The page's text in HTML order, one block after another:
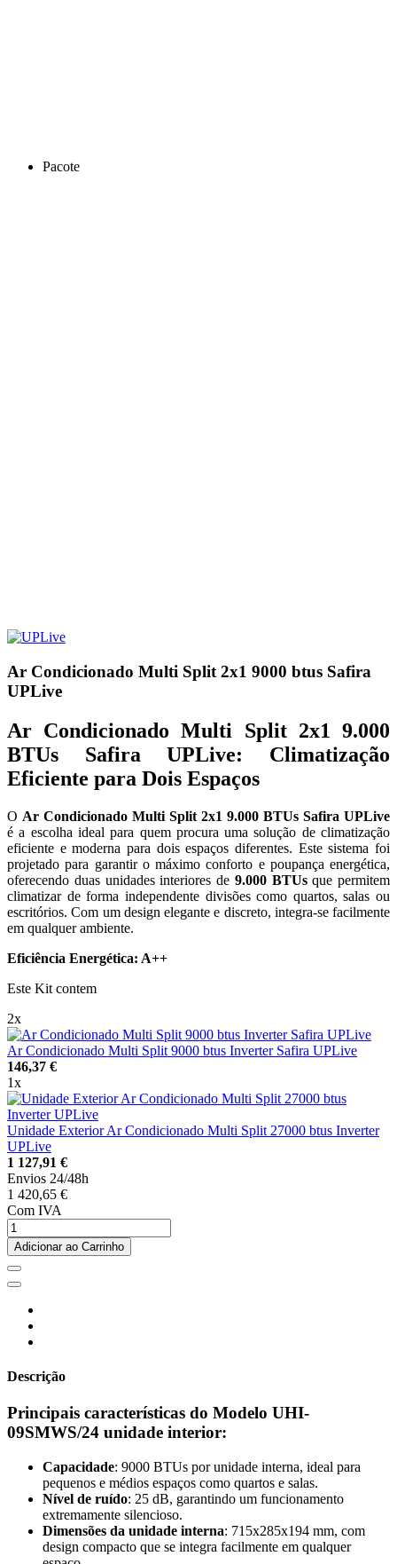
Pacote
Ar Condicionado Multi Split 2x1 9000 btus Safira
UPLive
Ar Condicionado Multi Split 2x1 9.000
BTUs Safira UPLive: Climatização
Eficiente para Dois Espaços
O Ar Condicionado Multi Split 2x1 9.000 BTUs Safira UPLive
é a escolha ideal para quem procura uma solução de climatização
eficiente e moderna para dois espaços diferentes. Este sistema foi
projetado para garantir o máximo conforto e poupança energética,
oferecendo duas unidades interiores de 9.000 BTUsque permitem
climatizar de forma independente divisões como quartos, salas ou
escritórios. Com um design elegante e discreto, integra-se facilmente
em qualquer ambiente.
Eficiência Energética: A++
Este Kit contem
2x
Ar Condicionado Multi Split 9000 btus Inverter Safira UPLive
146,37 €
1x
Unidade Exterior Ar Condicionado Multi Split 27000 btus Inverter
UPLive
1 127,91 €
Envios 24/48h
1 420,65 €
Com IVA
Adicionar ao Carrinho
Descrição
Principais características do Modelo UHI-
09SMWS/24 unidade interior:
Capacidade: 9000 BTUs por unidade interna, ideal para
pequenos e médios espaços como quartos e salas.
Nível de ruído: 25 dB, garantindo um funcionamento
extremamente silencioso.
Dimensões da unidade interna: 715x285x194 mm, com
design compacto que se integra facilmente em qualquer